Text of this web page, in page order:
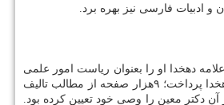
ادبیات فارسی نیز بهره برد.
علامه دهخدا او را بعنوان ریاست امور علمی
سازمان لغتنامه برگزید و وصیت کرد او کار تدوین و نشر لغتنامه را انجام دهد. استاد معین در زمان تصدی ریاست لغتنامه، به تنظیم فیش های چاپ نشده و تکمیل و انتشار لغتنامه دهخدا پرداخت؛ ۹هزار صفحه از مطالب تالیف
دکتر معین را وصی خود تعیین کرده بود.